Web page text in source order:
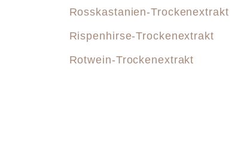
Rosskastanien-Trockenextrakt
Rispenhirse-Trockenextrakt
Rotwein-Trockenextrakt